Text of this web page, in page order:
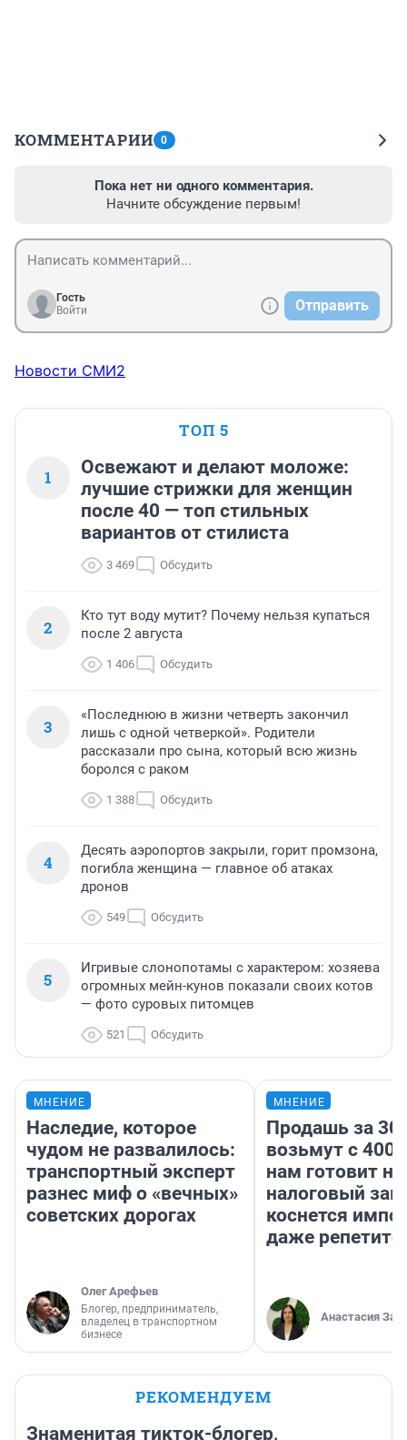
КОММЕНТАРИИ 0
Пока нет ни одного комментария.
Начните обсуждение первым!
Гость
Войти
Отправить
Новости СМИ2
ТОП 5
1
Освежают и делают моложе:
лучшие стрижки для женщин
после 40 — топ стильных
вариантов от стилиста
3 469 Обсудить
2
Кто тут воду мутит? Почему нельзя купаться
после 2 августа
1 406 Обсудить
3
«Последнюю в жизни четверть закончил
лишь с одной четверкой». Родители
рассказали про сына, который всю жизнь
боролся с раком
1 388 Обсудить
4
Десять аэропортов закрыли, горит промзона,
погибла женщина — главное об атаках
дронов
549 Обсудить
5
Игривые слонопотамы с характером: хозяева
огромных мейн-кунов показали своих котов
— фото суровых питомцев
521 Обсудить
МНЕНИЕ
Наследие, которое
чудом не развалилось:
транспортный эксперт
разнес миф о «вечных»
советских дорогах
Олег Арефьев
Блогер, предприниматель,
владелец в транспортном
бизнесе
МНЕНИЕ
Продашь за
возьмут с
нам готовит
налоговый
коснется
даже
Анастасия
РЕКОМЕНДУЕМ
Знаменитая тикток-блогер,